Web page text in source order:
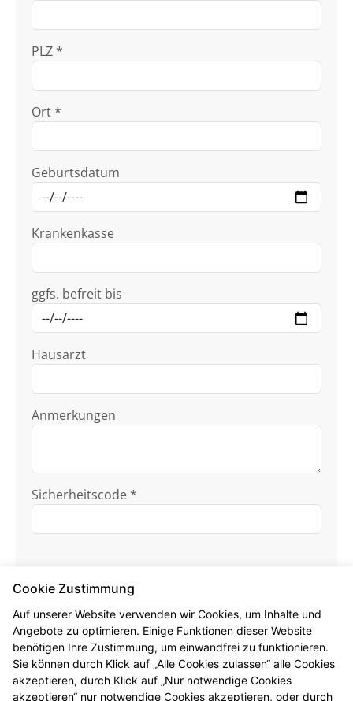
PLZ *
Ort *
Geburtsdatum
Krankenkasse
ggfs. befreit bis
Hausarzt
Anmerkungen
Sicherheitscode *
Ich habe dieDatenschutzhinweisezur
Kenntnis genommen.
Formular jetzt absenden
Cookie Zustimmung
Auf unserer Website verwenden wir Cookies, um Inhalte und
Angebote zu optimieren. Einige Funktionen dieser Website
benötigen Ihre Zustimmung, um einwandfrei zu funktionieren.
Sie können durch Klick auf „Alle Cookies zulassen“ alle Cookies
akzeptieren, durch Klick auf „Nur notwendige Cookies
akzeptieren“ nur notwendige Cookies akzeptieren, oder durch